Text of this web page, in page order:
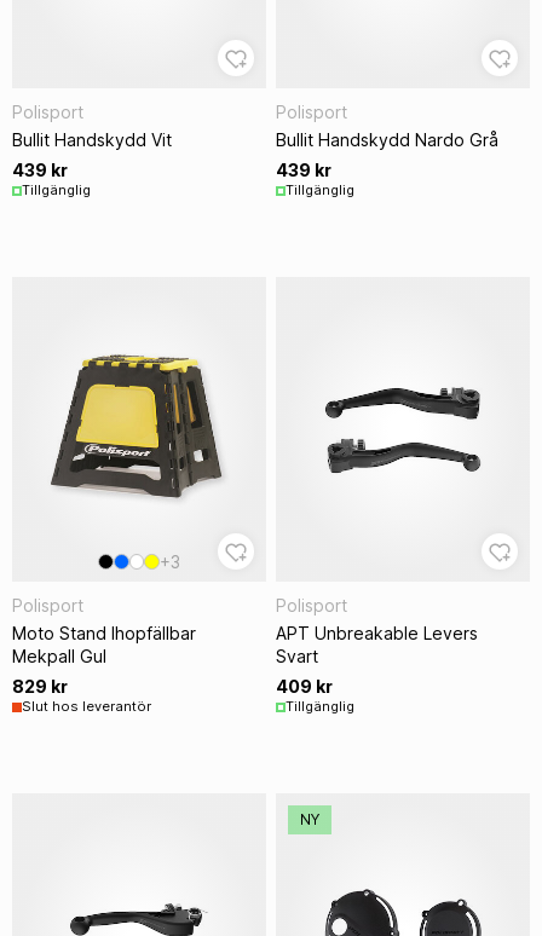
Polisport
Bullit Handskydd Vit
439 kr
Tillgänglig
Polisport
Bullit Handskydd Nardo Grå
439 kr
Tillgänglig
+3
Polisport
Moto Stand Ihopfällbar
Mekpall Gul
829 kr
Slut hos leverantör
Polisport
APT Unbreakable Levers
Svart
409 kr
Tillgänglig
NY